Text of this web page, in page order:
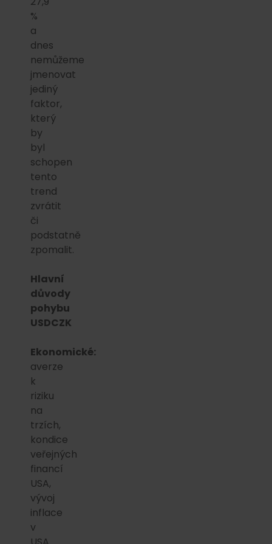
%
a
dnes
nemůžeme
jmenovat
jediný
faktor,
který
by
byl
schopen
tento
trend
zvrátit
či
podstatně
zpomalit.
Hlavní
důvody
pohybu
USDCZK
Ekonomické:
averze
k
riziku
na
trzích,
kondice
veřejných
financí
USA,
vývoj
inflace
v